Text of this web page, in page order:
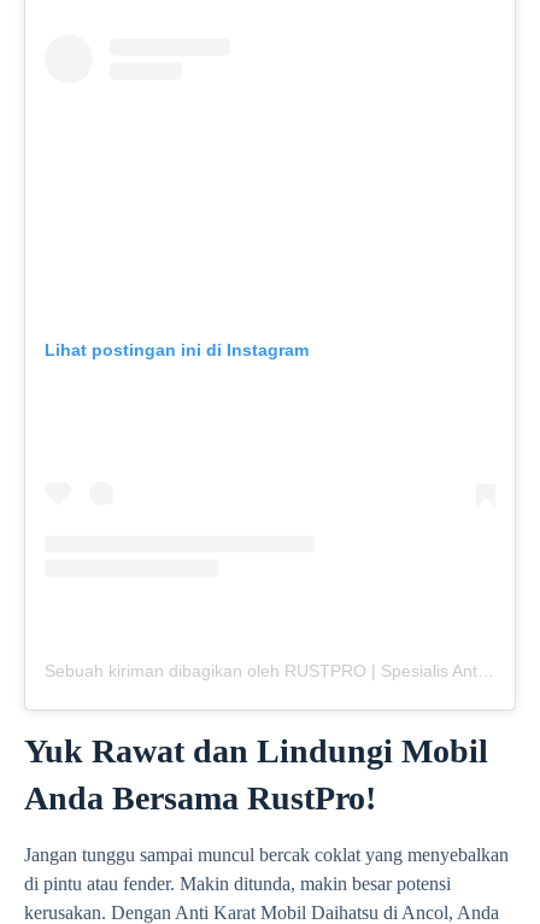
Lihat postingan ini di Instagram
Sebuah kiriman dibagikan oleh RUSTPRO | Spesialis Anti Karat Mobil (@rustpro_indonesia)
Yuk Rawat dan Lindungi Mobil
Anda Bersama RustPro!
Jangan tunggu sampai muncul bercak coklat yang menyebalkan
di pintu atau fender. Makin ditunda, makin besar potensi
kerusakan. Dengan Anti Karat Mobil Daihatsu di Ancol, Anda